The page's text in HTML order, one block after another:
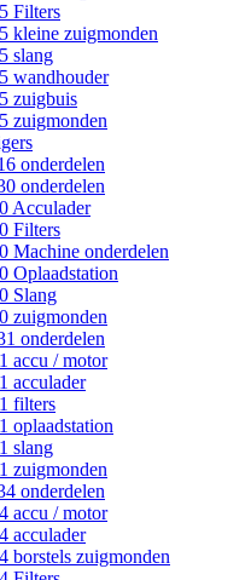
Filters
kleine zuigmonden
slang
wandhouder
zuigbuis
zuigmonden
onderdelen
onderdelen
Acculader
Filters
Machine onderdelen
Oplaadstation
Slang
zuigmonden
onderdelen
accu / motor
acculader
filters
oplaadstation
slang
zuigmonden
onderdelen
accu / motor
acculader
borstels zuigmonden